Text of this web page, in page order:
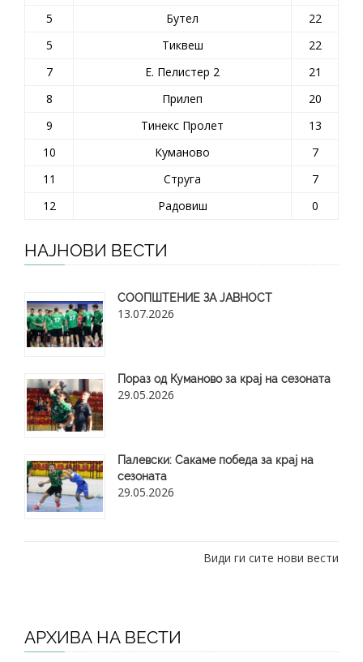
5
Бутел
22
5
Тиквеш
22
7
Е. Пелистер 2
21
8
Прилеп
20
9
Тинекс Пролет
13
10
Куманово
7
11
Струга
7
12
Радовиш 0
НАЈНОВИ ВЕСТИ
СООПШТЕНИЕ ЗА ЈАВНОСТ
13.07.2026
Пораз од Куманово за крај на сезоната
29.05.2026
​Палевски: Сакаме победа за крај на
сезоната
29.05.2026
Види ги сите нови вести
АРХИВА НА ВЕСТИ